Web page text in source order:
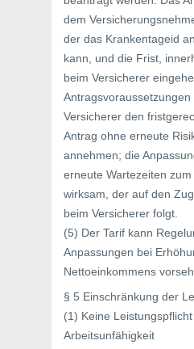
dem
der das Krankentageid
kann, und die Frist,
beim Versicherer
Versicherer den
Antrag ohne erneute
annehmen; die
erneute Wartezeiten
wirksam, der auf den
beim Versicherer folgt.
(5) Der Tarif kann
Anpassungen bei
Nettoeinkommens
§ 5 Einschränkung der
(1) Keine
Arbeitsunfähigkeit